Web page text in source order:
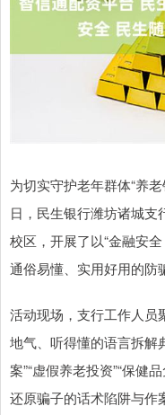
为切实守护老年群体“养
日，民生银行潍坊诸城
校区，开展了以“金融安
通俗易懂、实用好用的防
活动现场，支行工作人员
地气、听得懂的语言拆解
案”“虚假养老投资”“保健
还原骗子的话术陷阱与作